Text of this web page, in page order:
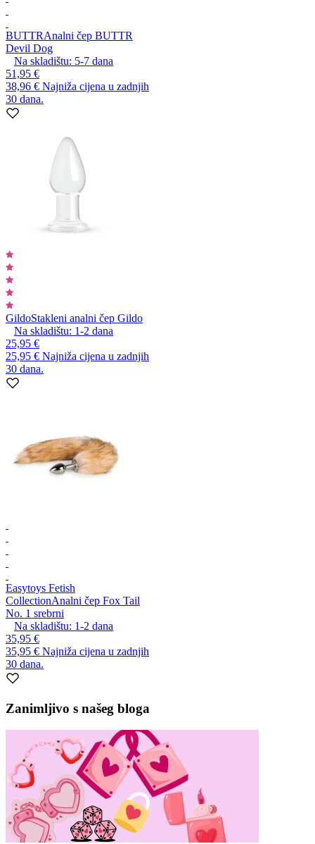
BUTTRAnalni čep BUTTR
Devil Dog
Na skladištu: 5-7 dana
51,95 €
38,96 € Najniža cijena u zadnjih
30 dana.
GildoStakleni analni čep Gildo
Na skladištu: 1-2 dana
25,95 €
25,95 € Najniža cijena u zadnjih
30 dana.
Easytoys Fetish
CollectionAnalni čep Fox Tail
No. 1 srebrni
Na skladištu: 1-2 dana
35,95 €
35,95 € Najniža cijena u zadnjih
30 dana.
Zanimljivo s našeg bloga